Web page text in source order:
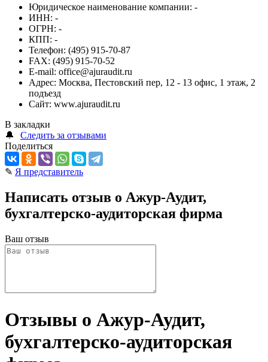
Юридическое наименование компании: -
ИНН: -
ОГРН: -
КПП: -
Телефон: (495) 915-70-87
FAX: (495) 915-70-52
E-mail: office@ajuraudit.ru
Адрес: Москва, Пестовский пер, 12 - 13 офис, 1 этаж, 2
подъезд
Сайт: www.ajuraudit.ru
В закладки
🔔
Следить за отзывами
Поделиться
✎ Я представитель
Написать отзыв о Ажур-Аудит,
бухгалтерско-аудиторская фирма
Ваш отзыв
Отзывы о Ажур-Аудит,
бухгалтерско-аудиторская